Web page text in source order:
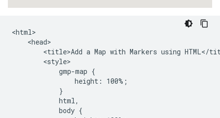
<html>
    <head>
<title>Add a Map with Markers using HTML</
        <style>
            gmp-map {
                height: 100%;
            }
            html,
            body {